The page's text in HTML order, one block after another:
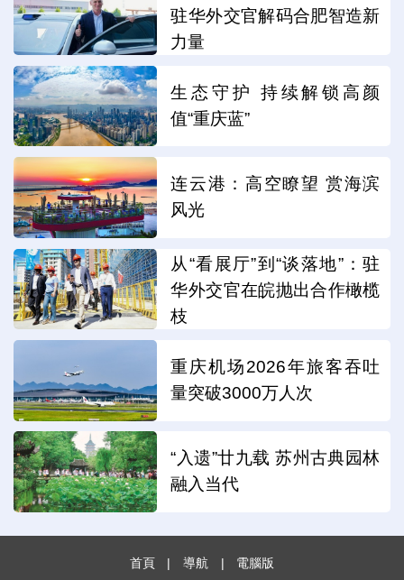
驻华外交官解码合肥智造新
力量
生态守护 持续解锁高颜
值“重庆蓝”
连云港：高空瞭望 赏海滨
风光
从“看展厅”到“谈落地”：驻
华外交官在皖抛出合作橄榄
枝
重庆机场2026年旅客吞吐
量突破3000万人次
“入遗”廿九载 苏州古典园林
融入当代
首頁 | 導航 | 電腦版